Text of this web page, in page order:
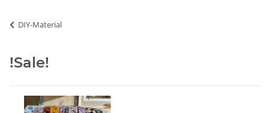
DIY-Material
!Sale!